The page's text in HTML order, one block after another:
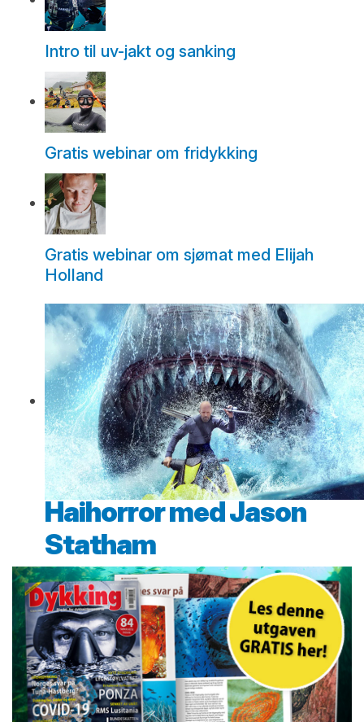
Intro til uv-jakt og sanking
Gratis webinar om fridykking
Gratis webinar om sjømat med Elijah
Holland
Haihorror med Jason
Statham